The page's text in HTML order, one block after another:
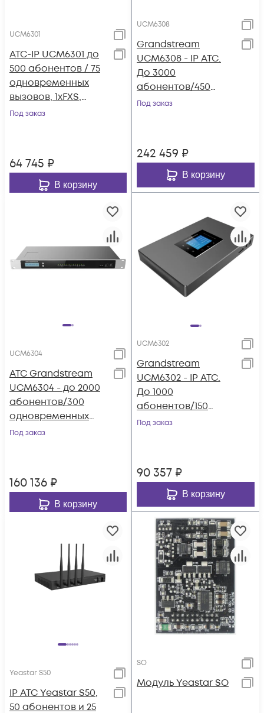
UCM6301
АТС-IP UCM6301 до
500 абонентов / 75
одновременных
вызовов, 1хFXS,
1xFXO, 1xWAN, 1xLAN
Под заказ
64 745 ₽
В корзину
UCM6308
Grandstream
UCM6308 - IP ATC.
До 3000
абонентов/450
одновременных
1xLAN
Под заказ
242 459 ₽
В корзину
UCM6304
АТС Grandstream
UCM6304 - до 2000
абонентов/300
одновременных
вызовов, до 200
Под заказ
160 136 ₽
В корзину
UCM6302
Grandstream
UCM6302 - IP ATC.
До 1000
абонентов/150
одновременных
1xLAN
Под заказ
90 357 ₽
В корзину
Yeastar S50
IP АТС Yeastar S50,
50 абонентов и 25
SO
Модуль Yeastar SO